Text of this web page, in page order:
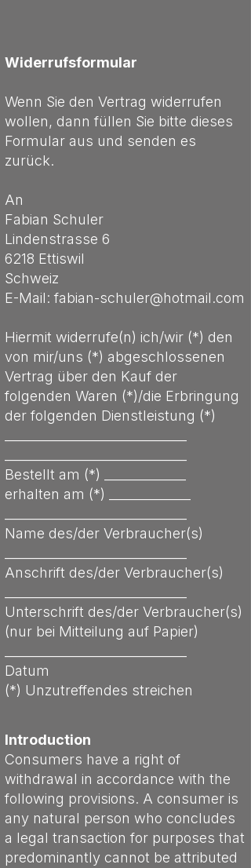
Widerrufsformular
Wenn Sie den Vertrag widerrufen
wollen, dann füllen Sie bitte dieses
Formular aus und senden es
zurück.
An
Fabian Schuler
Lindenstrasse 6
6218 Ettiswil
Schweiz
E-Mail: fabian-schuler@hotmail.com
Hiermit widerrufe(n) ich/wir (*) den
von mir/uns (*) abgeschlossenen
Vertrag über den Kauf der
folgenden Waren (*)/die Erbringung
der folgenden Dienstleistung (*)
Bestellt am (*) _____________
erhalten am (*) _____________
Name des/der Verbraucher(s)
Anschrift des/der Verbraucher(s)
Unterschrift des/der Verbraucher(s)
(nur bei Mitteilung auf Papier)
Datum
(*) Unzutreffendes streichen
Introduction
Consumers have a right of
withdrawal in accordance with the
following provisions. A consumer is
any natural person who concludes
a legal transaction for purposes that
predominantly cannot be attributed